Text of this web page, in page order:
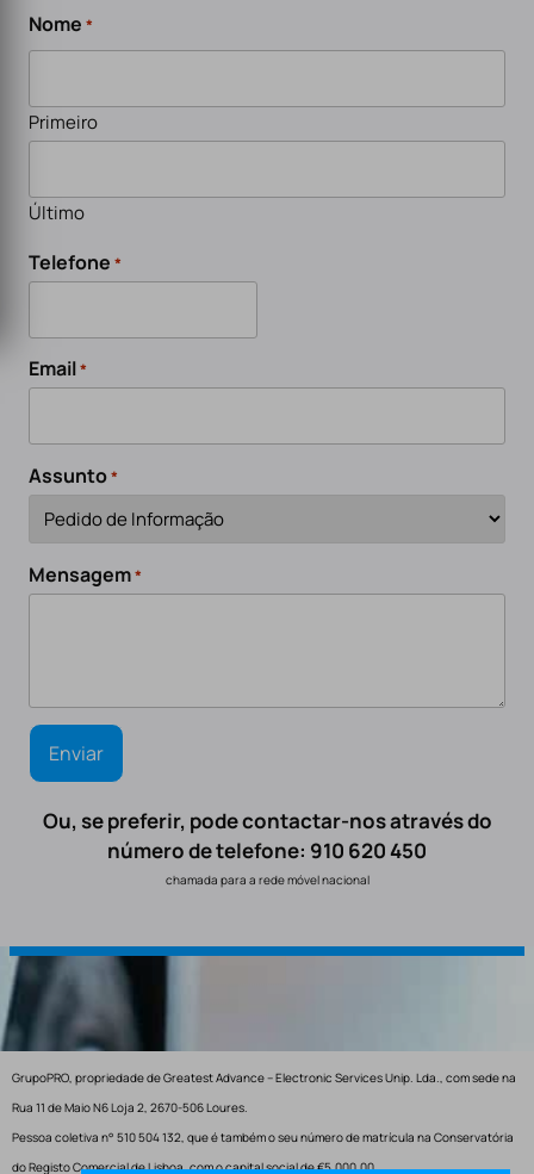
Nome *
Primeiro
Último
Telefone *
Email*
Assunto*
Mensagem*
Ou, se preferir, pode contactar-nos através do
número de telefone: 910 620 450
chamada para a rede móvel nacional
GrupoPRO, propriedade de Greatest Advance – Electronic Services Unip. Lda., com sede na
Rua 11 de Maio N6 Loja 2, 2670-506 Loures.
Pessoa coletiva n° 510 504 132, que é também o seu número de matrícula na Conservatória
do Registo Comercial de Lisboa, com o capital social de €5.000,00.